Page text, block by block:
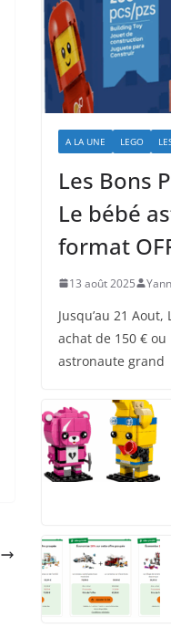
A LA UNE LEGO
Les Bons
Le bébé
format
13 août 2025
Jusqu’au 21
achat de 150 €
astronaute grand